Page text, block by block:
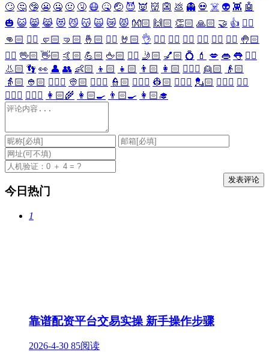
🙄 🤔 🤥 😬 🤐 🤢 🤧 😷 🤒 🤕 😈 👿 👹 👺 💩 👻 💀 ☠️ 👽 👾 🤖
🎃 😺 😸 😹 😻 😼 😽 🙀 😿 😾 👐🏻 🙌🏻 👏🏻 🙏🏻 🤝 👍 👎🏻
👊🏻 ✊🏻 🤛🏻 🤜🏻 🤞🏻 ✌🏻 🤘🏻 👌 👈🏻 👉🏻 👆🏻 👇🏻 ☝🏻 ✋🏻 🤚🏻
🖐🏻 🖖🏻 👋🏻 🤙🏻 💪🏻 🖕🏻 ✍🏻 🤳🏻 💅🏻 💍 💄 💋 👄 👅 👂🏻
👃🏻 👣 👀 👤 👥 👶🏻 👦🏻 👧🏻 👨🏻 👩🏻 👱🏻‍♀️ 👱🏻
👴🏻
👵🏻 👲🏻 👳🏻‍♀️ 👳🏻 👮🏻‍♀️ 👮🏻 👷🏻‍♀️ 👷🏻 💂🏻‍♀️ 💂🏻 🕵🏻‍♀️ 🕵🏻
👩🏻‍⚕️ 👨🏻‍⚕️ 👩🏻‍🌾 👩🏻‍🍳 👨🏻‍🍳 👩🏻‍🎓
今日热门
1
靠谱配资平台交易实操 新手操作步骤
2026-4-30 85阅读